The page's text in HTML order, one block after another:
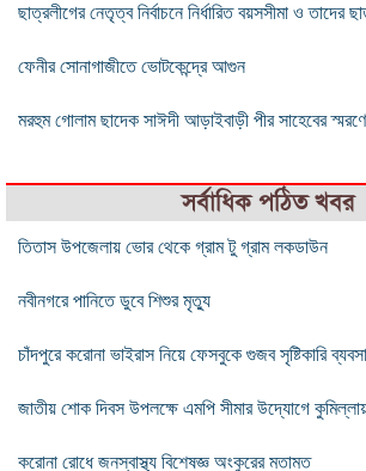
ছাত্রলীগের নেতৃত্ব নির্বাচনে নির্ধারিত বয়সসীমা ও তাদের
ফেনীর সোনাগাজীতে ভোটকেন্দ্রে আগুন
মরহুম গোলাম ছাদেক সাঈদী আড়াইবাড়ী পীর সাহেবের
সর্বাধিক পঠিত খবর
তিতাস উপজেলায় ভোর থেকে গ্রাম টু গ্রাম লকডাউন
নবীনগরে পানিতে ডুবে শিশুর মৃত্যু
চাঁদপুরে করোনা ভাইরাস নিয়ে ফেসবুকে গুজব সৃষ্টিকারি
জাতীয় শোক দিবস উপলক্ষে এমপি সীমার উদ্যোগে
করোনা রোধে জনস্বাস্থ্য বিশেষজ্ঞ অংকুরের মতামত